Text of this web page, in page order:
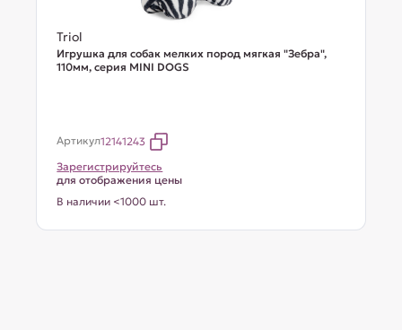
Triol
Игрушка для собак мелких пород мягкая "Зебра",
110мм, серия MINI DOGS
Артикул12141243
Зарегистрируйтесь
для отображения цены
В наличии <1000 шт.